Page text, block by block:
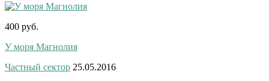
400 руб.
У моря Магнолия
Частный сектор 25.05.2016